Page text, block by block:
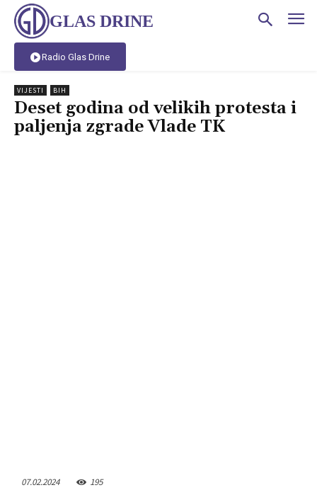
GLAS DRINE
Radio Glas Drine
VIJESTI BIH
Deset godina od velikih protesta i
paljenja zgrade Vlade TK
07.02.2024 195